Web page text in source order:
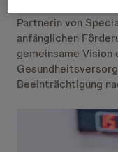
Partnerin von
anfänglichen
gemeinsame Vision
Beeinträchtigung